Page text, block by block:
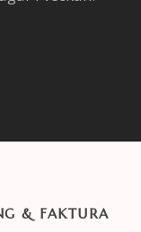
& FAKTURA